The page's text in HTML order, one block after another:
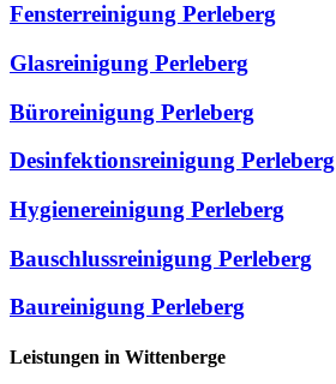
Fensterreinigung Perleberg
Glasreinigung Perleberg
Büroreinigung Perleberg
Desinfektionsreinigung Perleberg
Hygienereinigung Perleberg
Bauschlussreinigung Perleberg
Baureinigung Perleberg
Leistungen in Wittenberge